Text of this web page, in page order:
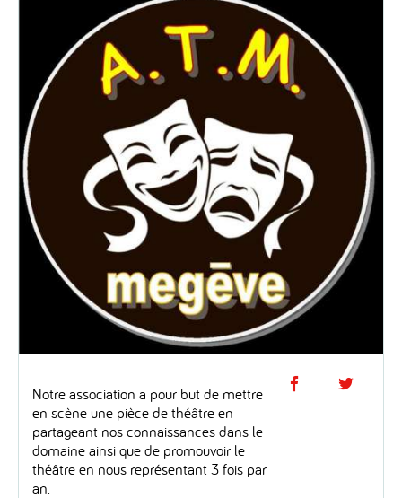
Notre association a pour but de mettre
en scène une pièce de théâtre en
partageant nos connaissances dans le
domaine ainsi que de promouvoir le
théâtre en nous représentant 3 fois par
an.